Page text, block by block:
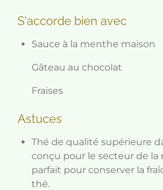
S'accorde bien avec
Sauce à la menthe maison
Gâteau au chocolat
Fraises
Astuces
Thé de qualité supérieure
conçu pour le secteur de la
parfait pour conserver la
thé.